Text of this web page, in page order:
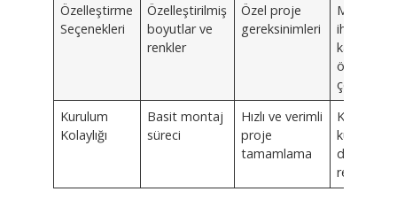
Özelleştirme
Seçenekleri
Özelleştirilmiş
boyutlar ve
renkler
Özel proje
gereksinimleri
Müşteri
özel
çözümler
Kurulum
Kolaylığı
Basit montaj
süreci
Hızlı ve verimli
proje
tamamlama
Kolay
kurulum
destek ve
rehberlik